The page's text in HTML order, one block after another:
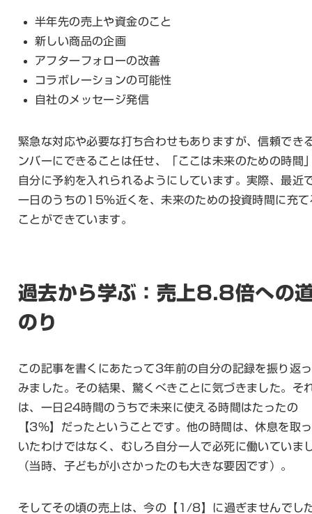
半年先の売上や資金のこと
新しい商品の企画
アフターフォローの改善
コラボレーションの可能性
自社のメッセージ発信
緊急な対応や必要な打ち合わせもありますが、信頼でき
ンバーにできることは任せ、「ここは未来のための時間
自分に予約を入れられるようにしています。実際、最近
一日のうちの15%近くを、未来のための投資時間に充て
ことができています。
過去から学ぶ：売上8.8倍への
のり
この記事を書くにあたって3年前の自分の記録を振り返
みました。その結果、驚くべきことに気づきました。そ
は、一日24時間のうちで未来に使える時間はたったの
【3%】だったということです。他の時間は、休息を取
いたわけではなく、むしろ自分一人で必死に働いていま
（当時、子どもが小さかったのも大きな要因です）。
そしてその頃の売上は、今の【1/8】に過ぎませんでし